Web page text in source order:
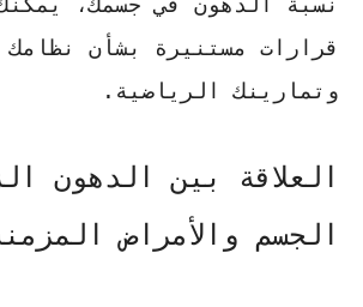
قرارات مستنيرة بشأن نظامك
وتمارينك الرياضية.
العلاقة بين الدهون
الجسم والأمراض